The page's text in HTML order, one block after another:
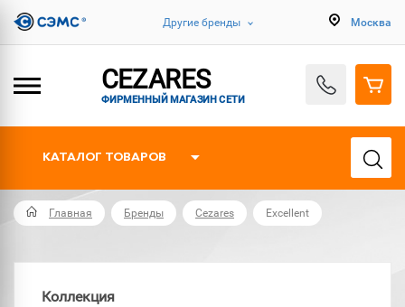
Другие бренды Москва
CEZARES
ФИРМЕННЫЙ МАГАЗИН СЕТИ
КАТАЛОГ ТОВАРОВ
Главная Бренды Cezares Excellent
Коллекция